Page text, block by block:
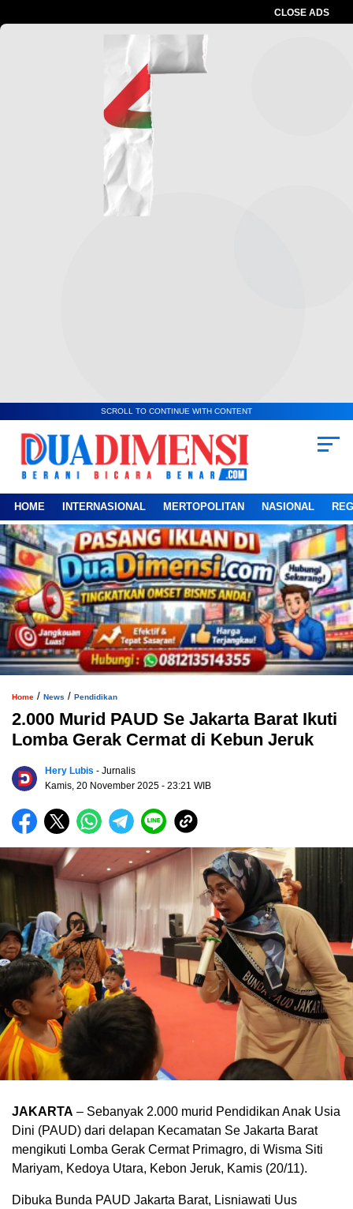
CLOSE ADS
SCROLL TO CONTINUE WITH CONTENT
HOME INTERNASIONAL MERTOPOLITAN NASIONAL
Home / News / Pendidikan
2.000 Murid PAUD Se Jakarta Barat Ikuti
Lomba Gerak Cermat di Kebun Jeruk
Hery Lubis - Jurnalis
Kamis, 20 November 2025 - 23:21 WIB
JAKARTA – Sebanyak 2.000 murid Pendidikan Anak Usia
Dini (PAUD) dari delapan Kecamatan Se Jakarta Barat
mengikuti Lomba Gerak Cermat Primagro, di Wisma Siti
Mariyam, Kedoya Utara, Kebon Jeruk, Kamis (20/11).
Dibuka Bunda PAUD Jakarta Barat, Lisniawati Uus
Advertesment